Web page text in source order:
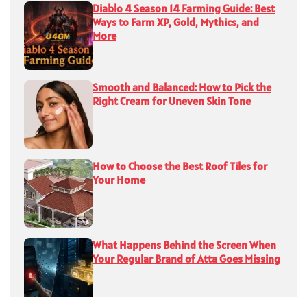
Diablo 4 Season 14 Farming Guide: Best
Ways to Farm XP, Gold, Mythics, and
More
Smooth and Balanced: How to Pick the
Right Cream for Uneven Skin Tone
How to Choose the Best Roof Tiles for
Your Home
What Happens Behind the Screen When
Your Regular Brand of Atta Goes Missing